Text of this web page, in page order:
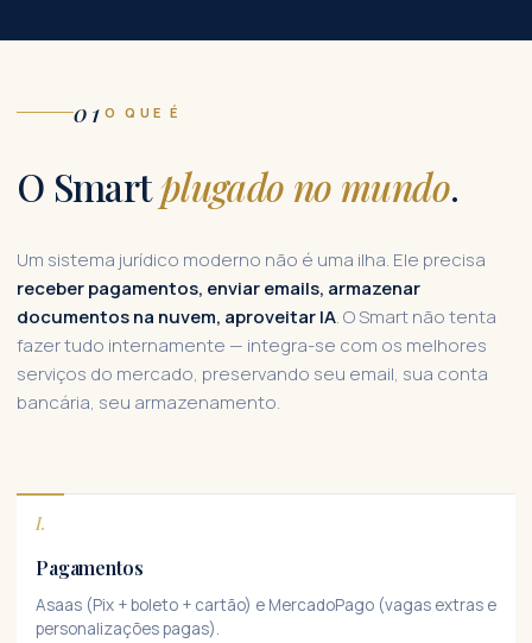
01 O QUE É
O Smartplugado no mundo.
Um sistema jurídico moderno não é uma ilha. Ele precisa
receber pagamentos, enviar emails, armazenar
documentos na nuvem, aproveitar IA. O Smart não tenta
fazer tudo internamente — integra-se com os melhores
serviços do mercado, preservando seu email, sua conta
bancária, seu armazenamento.
I.
Pagamentos
Asaas (Pix + boleto + cartão) e MercadoPago (vagas extras e
personalizações pagas).